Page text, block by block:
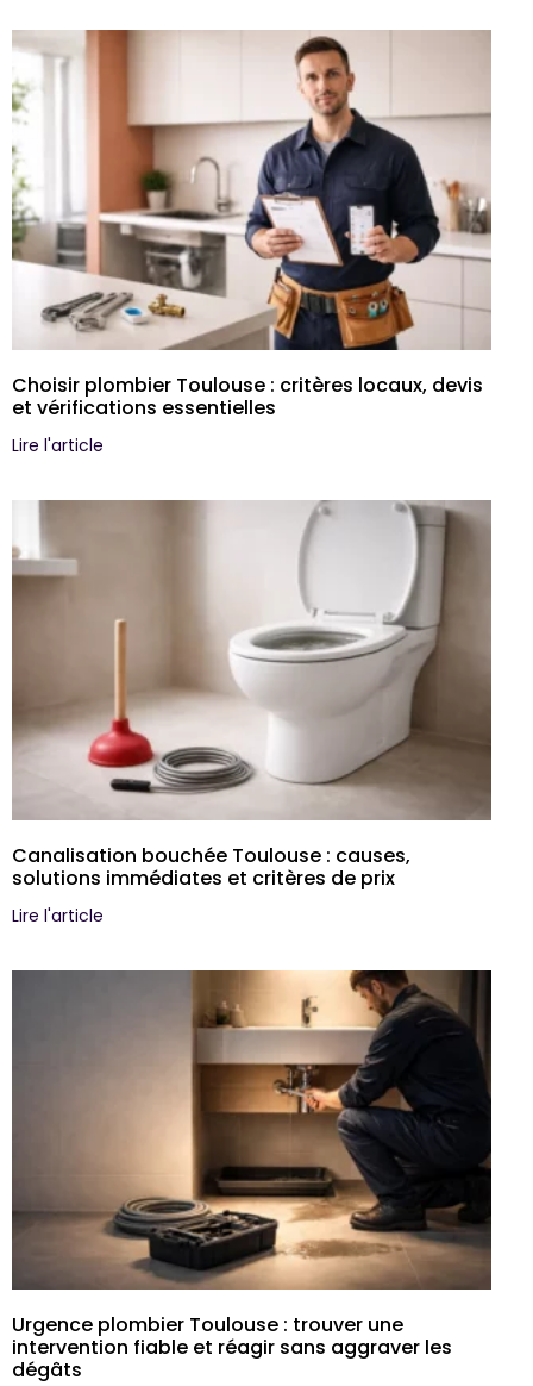
Choisir plombier Toulouse : critères locaux, devis
et vérifications essentielles
Lire l'article
Canalisation bouchée Toulouse : causes,
solutions immédiates et critères de prix
Lire l'article
Urgence plombier Toulouse : trouver une
intervention fiable et réagir sans aggraver les
dégâts